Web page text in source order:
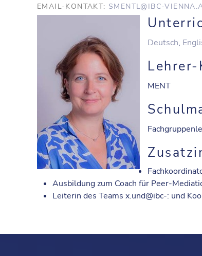
EMAIL-KONTAKT: SMENTL@IBC-
Deutsch,
MENT
Ausbildung zum Coach für Peer-
Leiterin des Teams x.und@ibc-: und